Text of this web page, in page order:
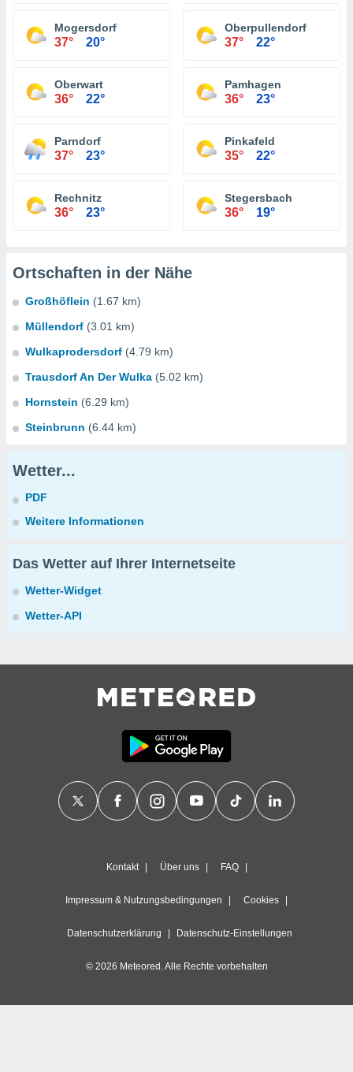
Mogersdorf
37° 20°
Oberpullendorf
37° 22°
Oberwart
36° 22°
Pamhagen
36° 23°
Parndorf
37° 23°
Pinkafeld
35° 22°
Rechnitz
36° 23°
Stegersbach
36° 19°
Ortschaften in der Nähe
Großhöflein (1.67 km)
Müllendorf (3.01 km)
Wulkaprodersdorf (4.79 km)
Trausdorf An Der Wulka (5.02 km)
Hornstein (6.29 km)
Steinbrunn (6.44 km)
Wetter...
PDF
Weitere Informationen
Das Wetter auf Ihrer Internetseite
Wetter-Widget
Wetter-API
Kontakt Über uns FAQ
Impressum & Nutzungsbedingungen Cookies
Datenschutzerklärung Datenschutz-Einstellungen
© 2026 Meteored. Alle Rechte vorbehalten